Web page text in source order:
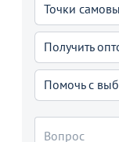
Точки
Получить
Помочь с